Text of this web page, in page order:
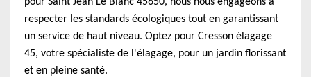
respecter les standards écologiques tout en garantissant
un service de haut niveau. Optez pour Cresson élagage
45, votre spécialiste de l'élagage, pour un jardin florissant
et en pleine santé.